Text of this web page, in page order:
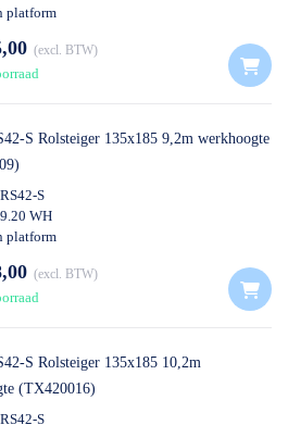
platform
excl. BTW
S Rolsteiger 135x185 9,2m werkhoogte
S
WH
platform
excl. BTW
S Rolsteiger 135x185 10,2m
(TX420016)
S